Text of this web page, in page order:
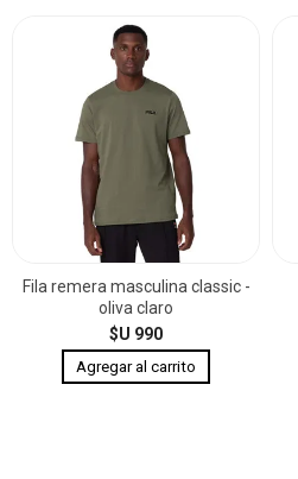
Fila remera masculina classic -
oliva claro
$U 990